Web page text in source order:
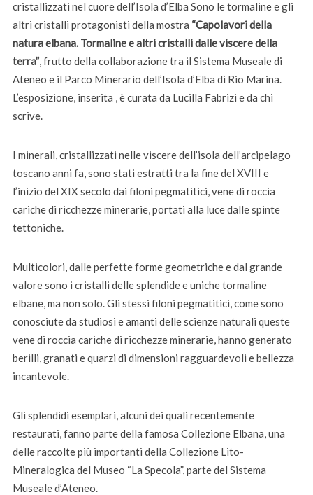
cristallizzati nel cuore dell’Isola d’Elba Sono le tormaline e gli
altri cristalli protagonisti della mostra “Capolavori della
natura elbana. Tormaline e altri cristalli dalle viscere della
terra”, frutto della collaborazione tra il Sistema Museale di
Ateneo e il Parco Minerario dell’Isola d’Elba di Rio Marina.
L’esposizione, inserita , è curata da Lucilla Fabrizi e da chi
scrive.
I minerali, cristallizzati nelle viscere dell’isola dell’arcipelago
toscano anni fa, sono stati estratti tra la fine del XVIII e
l’inizio del XIX secolo dai filoni pegmatitici, vene di roccia
cariche di ricchezze minerarie, portati alla luce dalle spinte
tettoniche.
Multicolori, dalle perfette forme geometriche e dal grande
valore sono i cristalli delle splendide e uniche tormaline
elbane, ma non solo. Gli stessi filoni pegmatitici, come sono
conosciute da studiosi e amanti delle scienze naturali queste
vene di roccia cariche di ricchezze minerarie, hanno generato
berilli, granati e quarzi di dimensioni ragguardevoli e bellezza
incantevole.
Gli splendidi esemplari, alcuni dei quali recentemente
restaurati, fanno parte della famosa Collezione Elbana, una
delle raccolte più importanti della Collezione Lito-
Mineralogica del Museo “La Specola”, parte del Sistema
Museale d’Ateneo.